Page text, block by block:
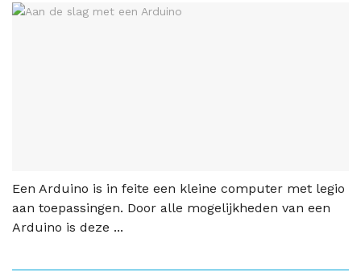
Een Arduino is in feite een kleine computer met legio
aan toepassingen. Door alle mogelijkheden van een
Arduino is deze ...